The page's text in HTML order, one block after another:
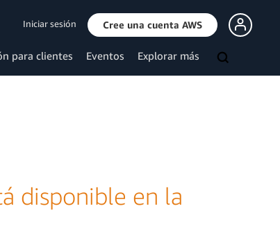
Iniciar sesión Cree una cuenta AWS
para clientes Eventos Explorar más
disponible en la